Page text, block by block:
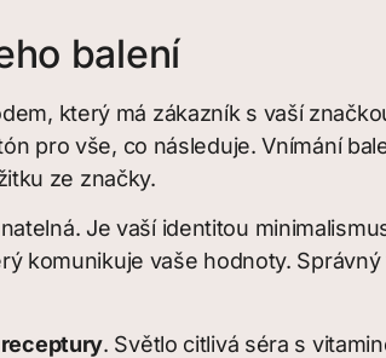
balení
který má zákazník s vaší
pro vše, co následuje. Vnímání
ze značky.
Je vaší identitou
komunikuje vaše hodnoty.
. Světlo citlivá séra s